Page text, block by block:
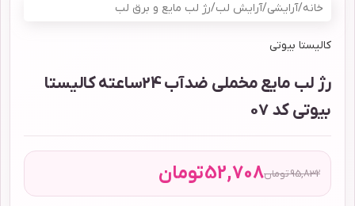
خانه/آرایشی/آرایش لب/رژ لب مایع و برق لب
کالیستا بیوتی
رژ لب مایع مخملی ضدآب 24ساعته کالیستا
بیوتی کد 07
95,832تومان52,708تومان